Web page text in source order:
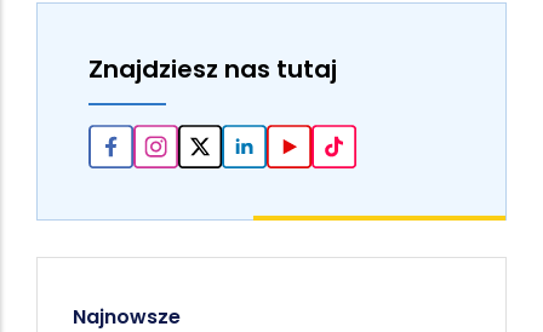
Znajdziesz nas tutaj
Najnowsze